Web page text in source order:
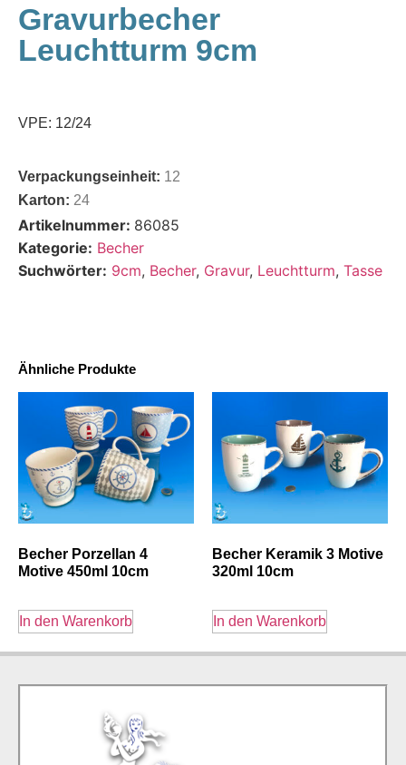
Gravurbecher
Leuchtturm 9cm
VPE: 12/24
Verpackungseinheit: 12
Karton: 24
Artikelnummer: 86085
Kategorie: Becher
Suchwörter: 9cm, Becher, Gravur, Leuchtturm, Tasse
Ähnliche Produkte
Becher Porzellan 4
Motive 450ml 10cm
In den Warenkorb
Becher Keramik 3 Motive
320ml 10cm
In den Warenkorb